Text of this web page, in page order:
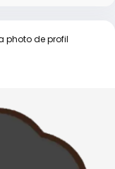
photo de profil